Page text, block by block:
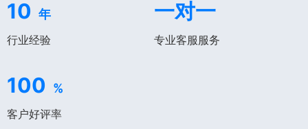
10 年
行业经验
一对一
专业客服服务
100 %
客户好评率